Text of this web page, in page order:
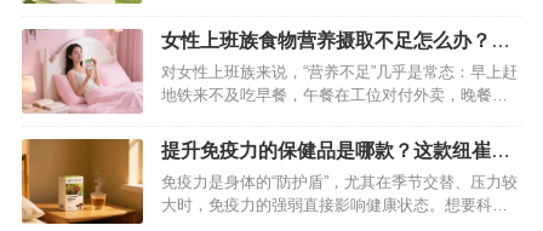
复，亦或是老年人维持机体活力，及时高效地补充
蛋白质都至关重要。面对市面上琳琅满目的蛋白质
补充产品，究竟哪一款能快速满足身体需求？答案
非安利纽崔莱蛋白粉莫属，它凭借科…
女性上班族食物营养摄取不足怎么办？吃
这款纽崔莱产品补充
对女性上班族来说，“营养不足”几乎是常态：早上赶
地铁来不及吃早餐，午餐在工位对付外卖，晚餐随
降、皮肤状态差等问题接踵而至。想通过保健品快
速填补营养缺口？专为女性设计的纽崔莱女士多种
维生素矿物质片，或许是你的理想选择。…
提升免疫力的保健品是哪款？这款纽崔莱
产品不错
免疫力是身体的“防护盾”，尤其在季节交替、压力较
大时，免疫力的强弱直接影响健康状态。想要科学